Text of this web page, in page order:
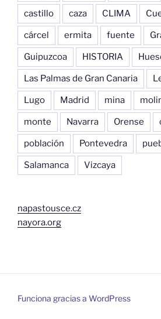
castillo caza CLIMA
cárcel ermita fuente
Guipuzcoa HISTORIA
Las Palmas de Gran Canaria
Lugo Madrid mina
monte Navarra Orense
población Pontevedra
Salamanca Vizcaya
napastousce.cz
nayora.org
Funciona gracias a WordPress